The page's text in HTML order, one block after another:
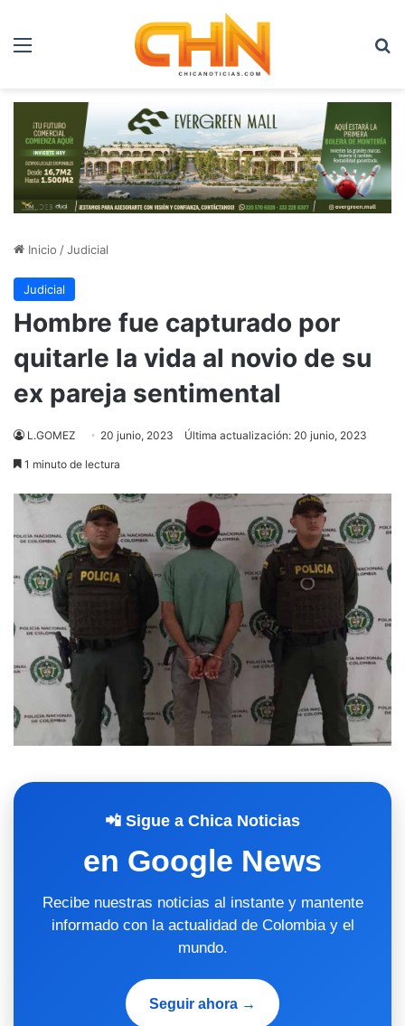
Menú
Inicio /Judicial
Judicial
Hombre fue capturado por
quitarle la vida al novio de su
ex pareja sentimental
L.GOMEZ 20 junio, 2023 Última actualización: 20 junio, 2023
1 minuto de lectura
📲 Sigue a Chica Noticias
en Google News
Recibe nuestras noticias al instante y mantente
informado con la actualidad de Colombia y el
mundo.
Seguir ahora →